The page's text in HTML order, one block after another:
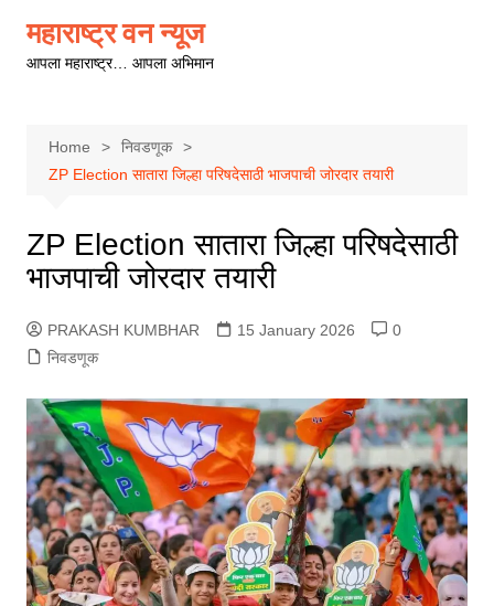
content
महाराष्ट्र वन न्यूज
आपला महाराष्ट्र… आपला अभिमान
Home
निवडणूक
ZP Election सातारा जिल्हा परिषदेसाठी भाजपाची जोरदार तयारी
ZP Election सातारा जिल्हा परिषदेसाठी
भाजपाची जोरदार तयारी
PRAKASH KUMBHAR 15 January 2026
0
निवडणूक